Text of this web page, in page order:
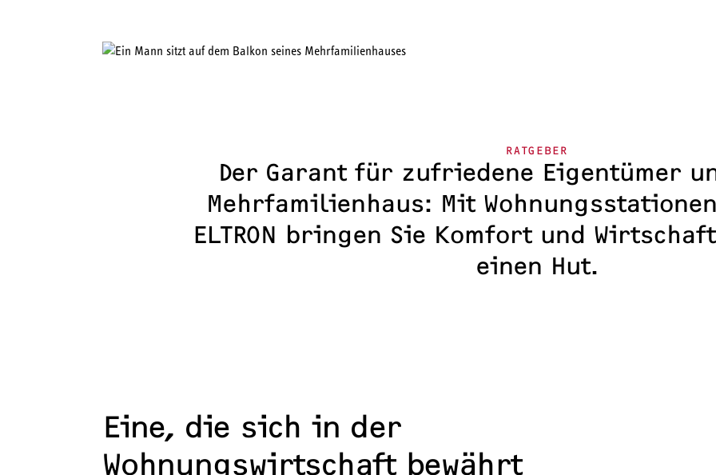
DARUM WOHNUNGSSTATIONEN FUNKTIONSWEISEMODELL FINDEN
RATGEBER
Der Garant für zufriedene Eigentümer
Mehrfamilienhaus: Mit Wohnungsstationen
ELTRON bringen Sie Komfort und
einen Hut.
Eine, die sich in der
Wohnungswirtschaft bewährt